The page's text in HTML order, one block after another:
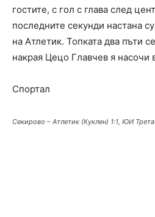
гостите, с гол с глава след
последните секунди настана
на Атлетик. Топката два пъти
накрая Цецо Главчев я насочи
Спортал
Секирово – Атлетик (Куклен) 1:1, ЮИ